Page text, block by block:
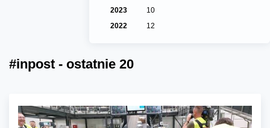
2023
10
2022
12
#inpost - ostatnie 20